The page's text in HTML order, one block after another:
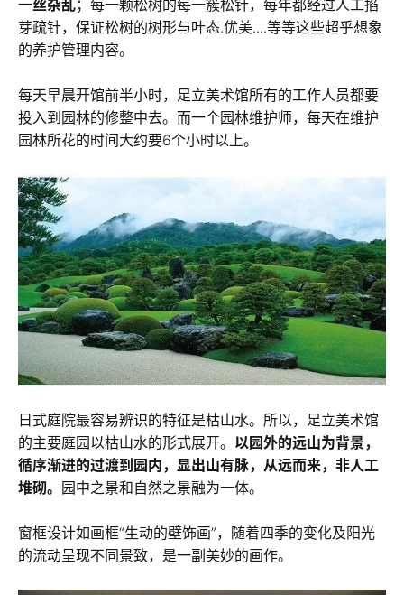
一丝杂乱；每一颗松树的每一簇松针，每年都经过人工掐
芽疏针，保证松树的树形与叶态.优美....等等这些超乎想象
的养护管理内容。
每天早晨开馆前半小时，足立美术馆所有的工作人员都要
投入到园林的修整中去。而一个园林维护师，每天在维护
园林所花的时间大约要6个小时以上。
日式庭院最容易辨识的特征是枯山水。所以，足立美术馆
的主要庭园以枯山水的形式展开。 以园外的远山为背景，
循序渐进的过渡到园内，显出山有脉，从远而来，非人工
堆砌。 园中之景和自然之景融为一体。
窗框设计如画框“生动的壁饰画”，随着四季的变化及阳光
的流动呈现不同景致，是一副美妙的画作。